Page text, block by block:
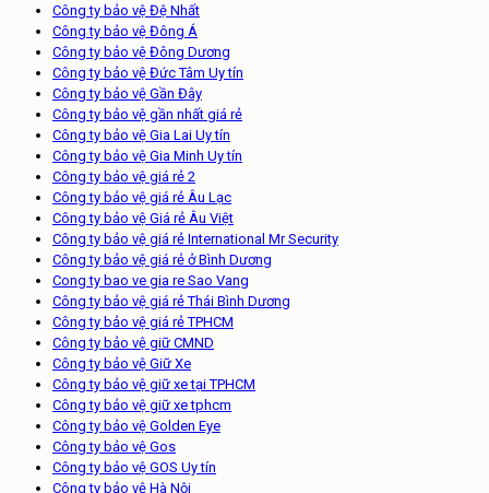
Công ty bảo vệ Đệ Nhất
Công ty bảo vệ Đông Á
Công ty bảo vệ Đông Dương
Công ty bảo vệ Đức Tâm Uy tín
Công ty bảo vệ Gần Đây
Công ty bảo vệ gần nhất giá rẻ
Công ty bảo vệ Gia Lai Uy tín
Công ty bảo vệ Gia Minh Uy tín
Công ty bảo vệ giá rẻ 2
Công ty bảo vệ giá rẻ Âu Lạc
Công ty bảo vệ Giá rẻ Âu Việt
Công ty bảo vệ giá rẻ International Mr Security
Công ty bảo vệ giá rẻ ở Bình Dương
Cong ty bao ve gia re Sao Vang
Công ty bảo vệ giá rẻ Thái Bình Dương
Công ty bảo vệ giá rẻ TPHCM
Công ty bảo vệ giữ CMND
Công ty bảo vệ Giữ Xe
Công ty bảo vệ giữ xe tại TPHCM
Công ty bảo vệ giữ xe tphcm
Công ty bảo vệ Golden Eye
Công ty bảo vệ Gos
Công ty bảo vệ GOS Uy tín
Công ty bảo vệ Hà Nội